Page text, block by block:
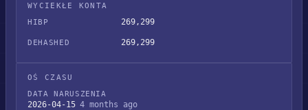
WYCIEKŁE KONTA
HIBP
269,299
DEHASHED 269,299
OŚ CZASU
DATA NARUSZENIA
2026-04-15 4 months ago